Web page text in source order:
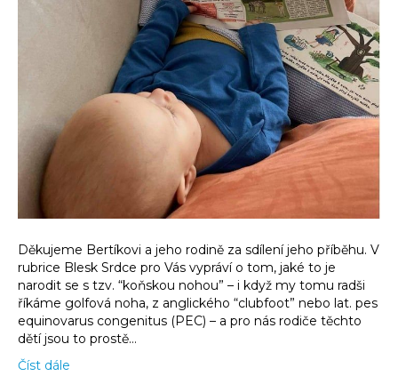
Děkujeme Bertíkovi a jeho rodině za sdílení jeho příběhu. V
rubrice Blesk Srdce pro Vás vypráví o tom, jaké to je
narodit se s tzv. “koňskou nohou” – i když my tomu radši
říkáme golfová noha, z anglického “clubfoot” nebo lat. pes
equinovarus congenitus (PEC) – a pro nás rodiče těchto
dětí jsou to prostě…
Číst dále